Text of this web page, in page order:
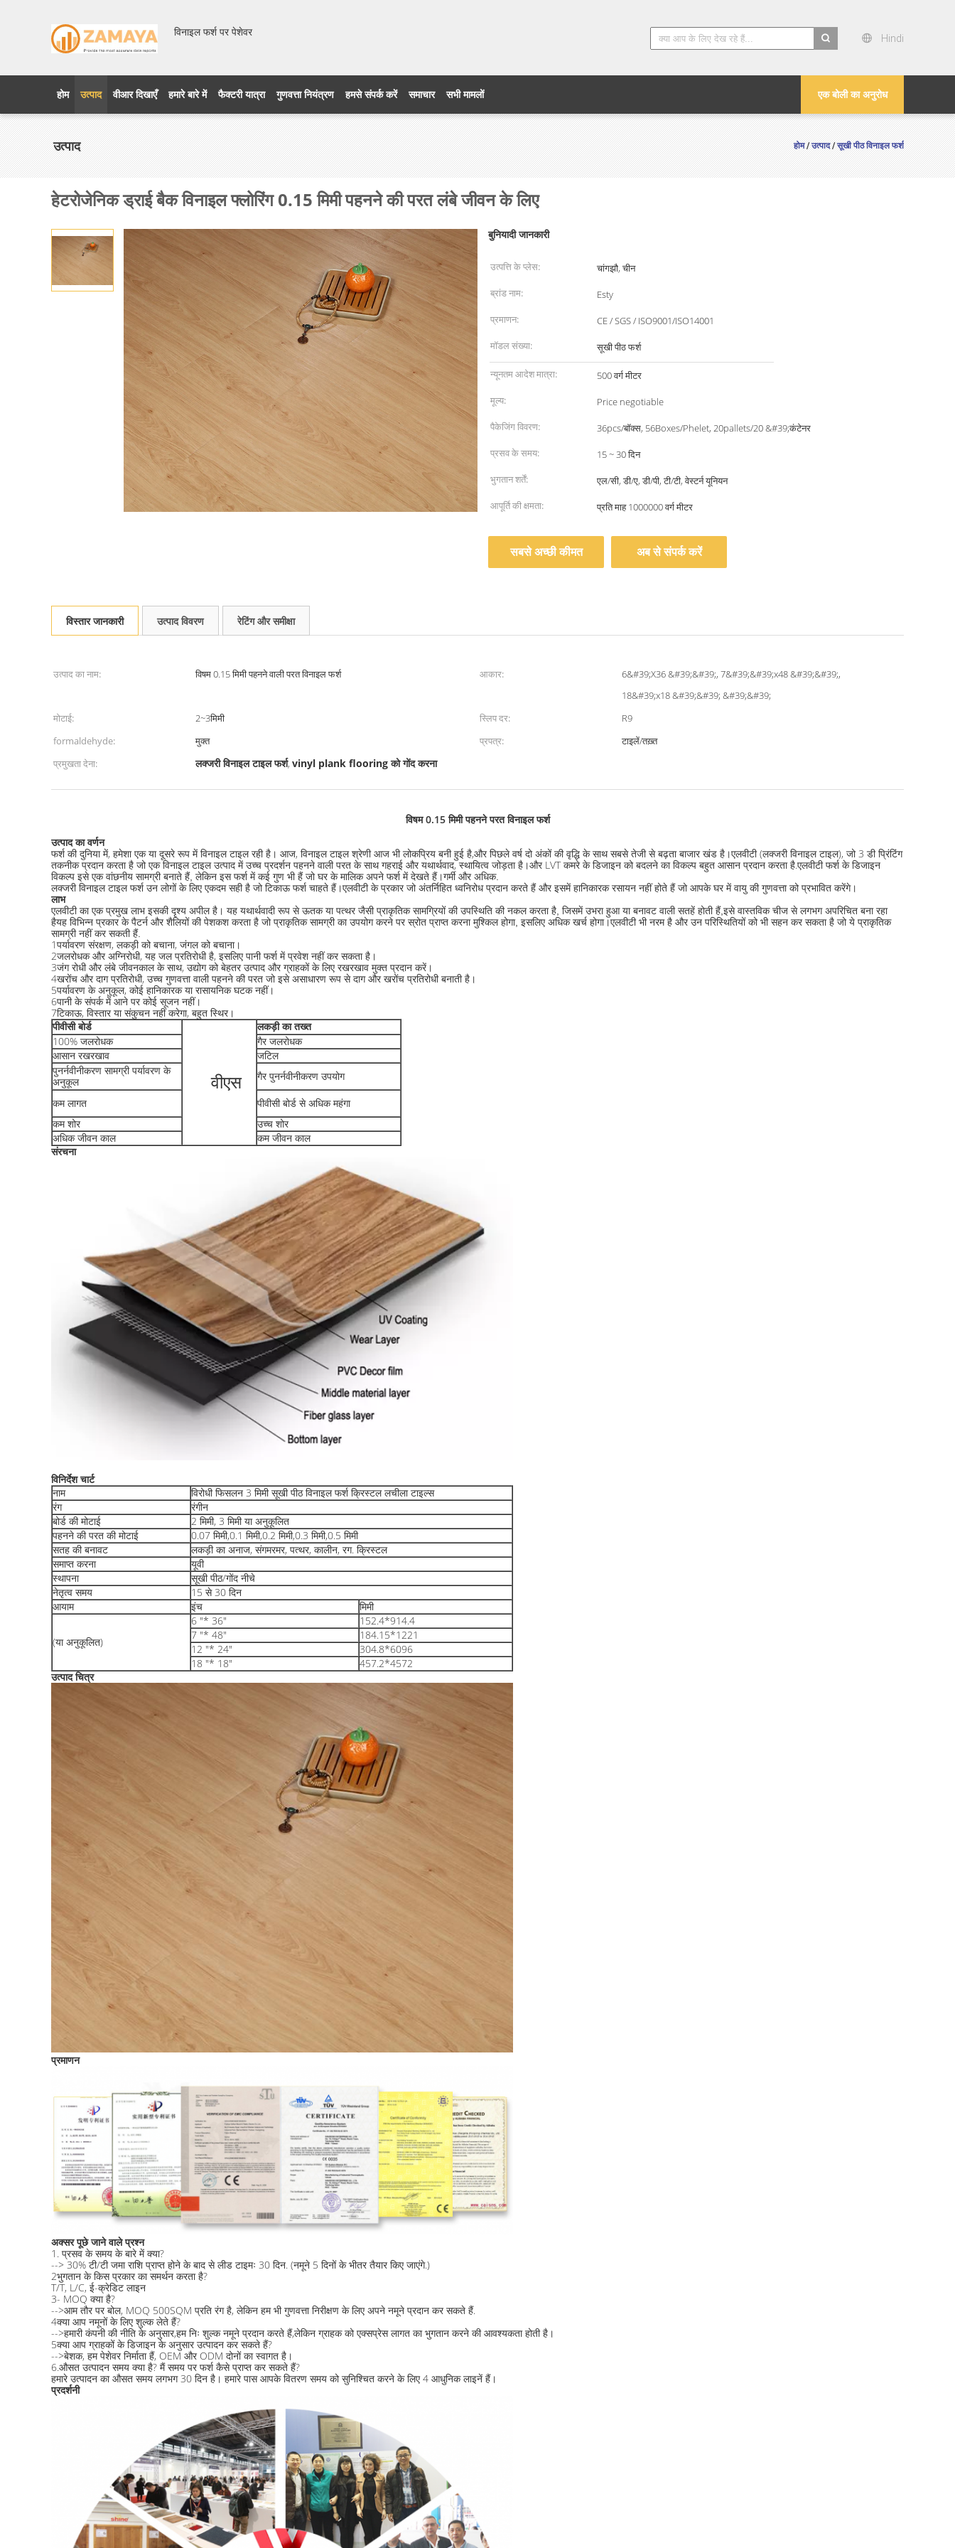
विनाइल फर्श पर पेशेवर
Hindi
एक बोली का अनुरोध
होम उत्पाद वीआर दिखाएँ हमारे बारे में फैक्टरी यात्रा गुणवत्ता नियंत्रण हमसे संपर्क करें समाचार सभी मामलों
उत्पाद होम /उत्पाद/सूखी पीठ विनाइल फर्श
हेटरोजेनिक ड्राई बैक विनाइल फ्लोरिंग 0.15 मिमी पहनने की परत लंबे जीवन के लिए
बुनियादी जानकारी
उत्पत्ति के प्लेस:
चांगझौ, चीन
ब्रांड नाम:
Esty
प्रमाणन:
CE / SGS / ISO9001/ISO14001
मॉडल संख्या:
सूखी पीठ फर्श
न्यूनतम आदेश मात्रा:
500 वर्ग मीटर
मूल्य:
Price negotiable
पैकेजिंग विवरण:
36pcs/बॉक्स, 56Boxes/Phelet, 20pallets/20 &#39;कंटेनर
प्रसव के समय:
15 ~ 30 दिन
भुगतान शर्तें:
एल/सी, डी/ए, डी/पी, टी/टी, वेस्टर्न यूनियन
आपूर्ति की क्षमता:
प्रति माह 1000000 वर्ग मीटर
सबसे अच्छी कीमत अब से संपर्क करें
विस्तार जानकारी उत्पाद विवरण रेटिंग और समीक्षा
उत्पाद का नाम: विषम 0.15 मिमी पहनने वाली परत विनाइल फर्श आकार:
6&#39;X36 &#39;&#39;, 7&#39;&#39;x48 &#39;&#39;,
18&#39;x18 &#39;&#39; &#39;&#39;
मोटाई:
2~3मिमी स्लिप दर:
R9
formaldehyde:
मुक्त प्रपत्र:
टाइलें/तख़्त
प्रमुखता देना:
लक्जरी विनाइल टाइल फर्श, vinyl plank flooring को गोंद करना
विषम 0.15 मिमी पहनने परत विनाइल फर्श
उत्पाद का वर्णन
फर्श की दुनिया में, हमेशा एक या दूसरे रूप में विनाइल टाइल रही है। आज, विनाइल टाइल श्रेणी आज भी लोकप्रिय बनी हुई है,और पिछले वर्ष दो अंकों की वृद्धि के साथ सबसे तेजी से बढ़ता बाजार खंड है।एलवीटी (लक्जरी विनाइल टाइल), जो 3 डी प्रिंटिंग
तकनीक प्रदान करता है जो एक विनाइल टाइल उत्पाद में उच्च प्रदर्शन पहनने वाली परत के साथ गहराई और यथार्थवाद, स्थायित्व जोड़ता है।और LVT कमरे के डिजाइन को बदलने का विकल्प बहुत आसान प्रदान करता है.एलवीटी फर्श के डिजाइन
विकल्प इसे एक वांछनीय सामग्री बनाते हैं, लेकिन इस फर्श में कई गुण भी हैं जो घर के मालिक अपने फर्श में देखते हैं।गर्मी और अधिक.
लक्जरी विनाइल टाइल फर्श उन लोगों के लिए एकदम सही है जो टिकाऊ फर्श चाहते हैं।एलवीटी के प्रकार जो अंतर्निहित ध्वनिरोध प्रदान करते हैं और इसमें हानिकारक रसायन नहीं होते हैं जो आपके घर में वायु की गुणवत्ता को प्रभावित करेंगे।
लाभ
एलवीटी का एक प्रमुख लाभ इसकी दृश्य अपील है। यह यथार्थवादी रूप से ऊतक या पत्थर जैसी प्राकृतिक सामग्रियों की उपस्थिति की नकल करता है, जिसमें उभरा हुआ या बनावट वाली सतहें होती हैं,इसे वास्तविक चीज से लगभग अपरिचित बना रहा
हैयह विभिन्न प्रकार के पैटर्न और शैलियों की पेशकश करता है जो प्राकृतिक सामग्री का उपयोग करने पर स्रोत प्राप्त करना मुश्किल होगा, इसलिए अधिक खर्च होगा।एलवीटी भी नरम है और उन परिस्थितियों को भी सहन कर सकता है जो ये प्राकृतिक
सामग्री नहीं कर सकती हैं.
1पर्यावरण संरक्षण, लकड़ी को बचाना, जंगल को बचाना।
2जलरोधक और अग्निरोधी, यह जल प्रतिरोधी है, इसलिए पानी फर्श में प्रवेश नहीं कर सकता है।
3जंग रोधी और लंबे जीवनकाल के साथ, उद्योग को बेहतर उत्पाद और ग्राहकों के लिए रखरखाव मुक्त प्रदान करें।
4खरोंच और दाग प्रतिरोधी, उच्च गुणवत्ता वाली पहनने की परत जो इसे असाधारण रूप से दाग और खरोंच प्रतिरोधी बनाती है।
5पर्यावरण के अनुकूल, कोई हानिकारक या रासायनिक घटक नहीं।
6पानी के संपर्क में आने पर कोई सूजन नहीं।
7टिकाऊ, विस्तार या संकुचन नहीं करेगा, बहुत स्थिर।
पीवीसी बोर्ड
वीएस
लकड़ी का तख्त
100% जलरोधक
गैर जलरोधक
आसान रखरखाव
जटिल
पुनर्नवीनीकरण सामग्री पर्यावरण के
अनुकूल
गैर पुनर्नवीनीकरण उपयोग
कम लागत
पीवीसी बोर्ड से अधिक महंगा
कम शोर
उच्च शोर
अधिक जीवन काल
कम जीवन काल
संरचना
विनिर्देश चार्ट
नाम
विरोधी फिसलन 3 मिमी सूखी पीठ विनाइल फर्श क्रिस्टल लचीला टाइल्स
रंग
रंगीन
बोर्ड की मोटाई
2 मिमी, 3 मिमी या अनुकूलित
पहनने की परत की मोटाई
0.07 मिमी,0.1 मिमी,0.2 मिमी,0.3 मिमी,0.5 मिमी
सतह की बनावट
लकड़ी का अनाज, संगमरमर, पत्थर, कालीन, रग. क्रिस्टल
समाप्त करना
यूवी
स्थापना
सूखी पीठ/गोंद नीचे
नेतृत्व समय
15 से 30 दिन
आयाम
इंच मिमी
(या अनुकूलित)
6 "* 36"
152.4*914.4
7 "* 48"
184.15*1221
12 "* 24"
304.8*6096
18 "* 18"
457.2*4572
उत्पाद चित्र
प्रमाणन
अक्सर पूछे जाने वाले प्रश्न
1. प्रसव के समय के बारे में क्या?
--> 30% टी/टी जमा राशि प्राप्त होने के बाद से लीड टाइमः 30 दिन. (नमूने 5 दिनों के भीतर तैयार किए जाएंगे.)
2भुगतान के किस प्रकार का समर्थन करता है?
T/T, L/C, ई-क्रेडिट लाइन
3- MOQ क्या है?
-->आम तौर पर बोल, MOQ 500SQM प्रति रंग है, लेकिन हम भी गुणवत्ता निरीक्षण के लिए अपने नमूने प्रदान कर सकते हैं.
4क्या आप नमूनों के लिए शुल्क लेते हैं?
-->हमारी कंपनी की नीति के अनुसार,हम निः शुल्क नमूने प्रदान करते हैं,लेकिन ग्राहक को एक्सप्रेस लागत का भुगतान करने की आवश्यकता होती है।
5क्या आप ग्राहकों के डिजाइन के अनुसार उत्पादन कर सकते हैं?
-->बेशक, हम पेशेवर निर्माता हैं, OEM और ODM दोनों का स्वागत है।
6.औसत उत्पादन समय क्या है? मैं समय पर फर्श कैसे प्राप्त कर सकते हैं?
हमारे उत्पादन का औसत समय लगभग 30 दिन है। हमारे पास आपके वितरण समय को सुनिश्चित करने के लिए 4 आधुनिक लाइनें हैं।
प्रदर्शनी